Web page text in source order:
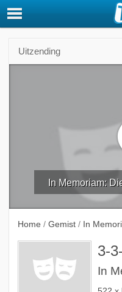
Uitzending
In Memoriam:
Home / Gemist / In
3-
In